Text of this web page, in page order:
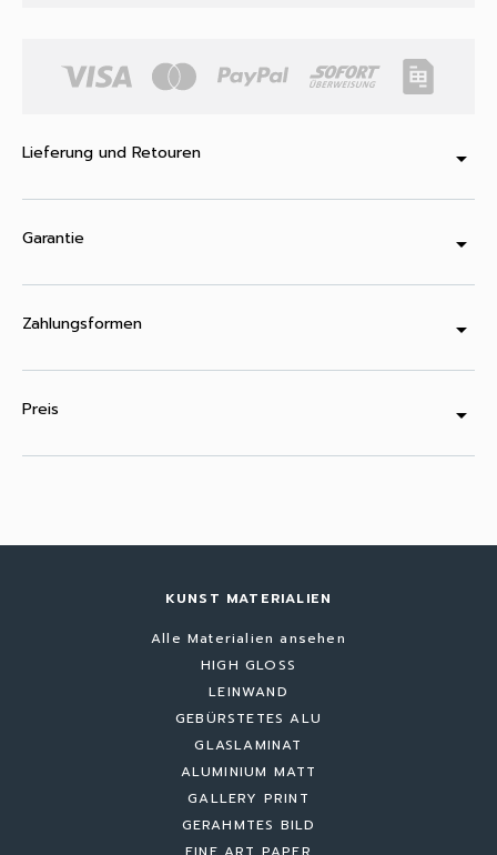
Lieferung und Retouren arrow_drop_down
Garantie arrow_drop_down
Zahlungsformen arrow_drop_down
Preis arrow_drop_down
KUNST MATERIALIEN
Alle Materialien ansehen
HIGH GLOSS
LEINWAND
GEBÜRSTETES ALU
GLASLAMINAT
ALUMINIUM MATT
GALLERY PRINT
GERAHMTES BILD